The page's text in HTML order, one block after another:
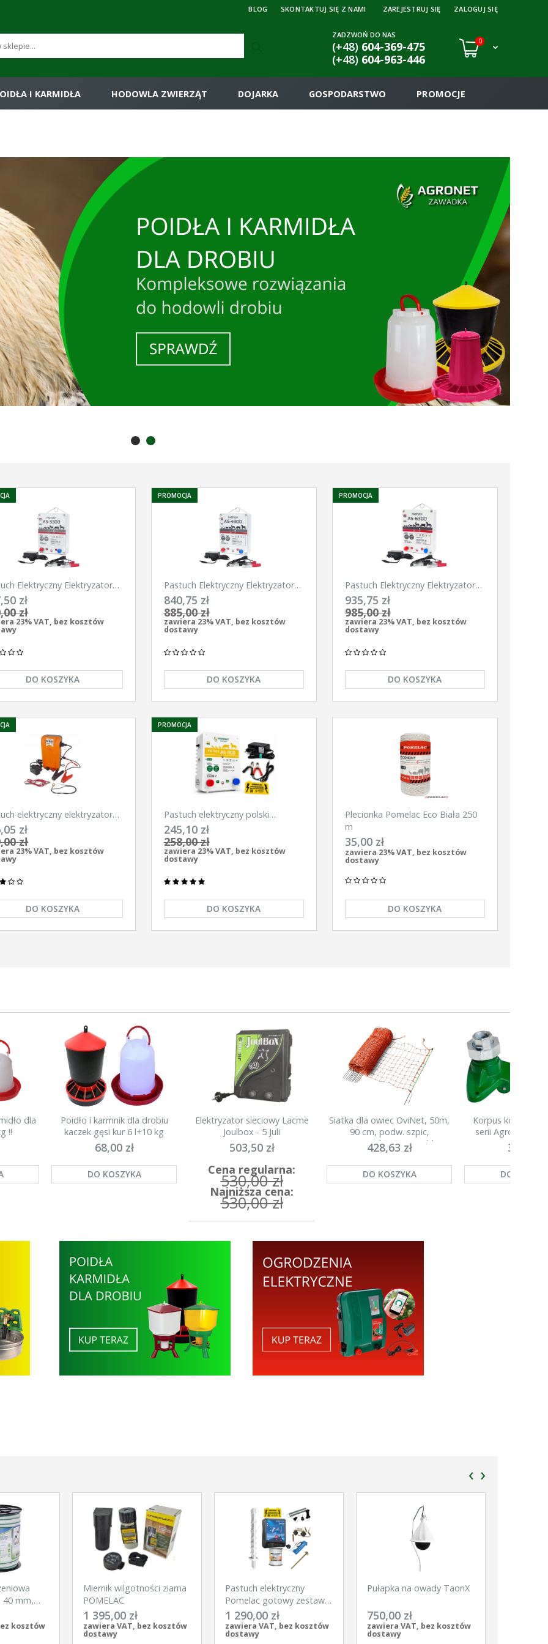
ZAREJESTRUJ SIĘ ZALOGUJ SIĘ
BLOG SKONTAKTUJ SIĘ Z NAMI
ZADZWOŃ DO NAS
(+48)604-369-475
(+48) 604-963-446
0
I KARMIDŁA HODOWLA ZWIERZĄT DOJARKA GOSPODARSTWO PROMOCJE
Elektryczny Elektryzator
Pomelac AS-3300 3,3
zł
zł
23% VAT, bez kosztów
DO KOSZYKA
Pastuch Elektryczny Elektryzator
uniwersalny Pomelac AS-4900
4,9Jula
840,75 zł
885,00 zł
zawiera 23% VAT, bez kosztów
dostawy
DO KOSZYKA
PROMOCJA
Pastuch Elektryczny Elektryzator
uniwersalny Pomelac AS-6300
6,3Jula
935,75 zł
985,00 zł
zawiera 23% VAT, bez kosztów
dostawy
DO KOSZYKA
PROMOCJA
elektryczny elektryzator
z zasilaczem
Unitra - U1000
zł
zł
23% VAT, bez kosztów
DO KOSZYKA
Pastuch elektryczny polski
elektryzator uniwersalny Agronet
AS-1100 12V/230
245,10 zł
258,00 zł
zawiera 23% VAT, bez kosztów
dostawy
DO KOSZYKA
PROMOCJA
Plecionka Pomelac Eco Biała 250
m
35,00 zł
zawiera 23% VAT, bez kosztów
dostawy
DO KOSZYKA
dla
!!
Poidło i karmnik dla drobiu
kaczek gęsi kur 6 l+10 kg
68,00 zł
DO KOSZYKA
Elektryzator sieciowy Lacme
Joulbox - 5 Juli
503,50 zł
Cena regularna:
530,00 zł
Najniższa cena:
530,00 zł
Siatka dla owiec OviNet, 50m,
90 cm, podw. szpic,
pomarańczowa, Kerbl
428,63 zł
DO KOSZYKA
Korpus kompletny
serii Agronet
35,00 zł
DO
40 mm,
kosztów
Miernik wilgotności ziarna
POMELAC
1 395,00 zł
zawiera VAT, bez kosztów
dostawy
Pastuch elektryczny
Pomelac gotowy zestaw
na silne dzikie zwierzęta
1 290,00 zł
zawiera VAT, bez kosztów
dostawy
Pułapka na owady TaonX
750,00 zł
zawiera VAT, bez kosztów
dostawy
‹ ›